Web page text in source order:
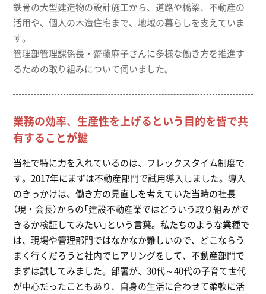
鉄骨の大型建造物の設計施工から、道路や橋梁、不動産の
活用や、個人の木造住宅まで、地域の暮らしを支えていま
す。
管理部管理課係長・齋藤麻子さんに多様な働き方を推進す
るための取り組みについて伺いました。
業務の効率、生産性を上げるという目的を皆で共
有することが鍵
当社で特に力を入れているのは、フレックスタイム制度で
す。2017年にまずは不動産部門で試用導入しました。導入
のきっかけは、働き方の見直しを考えていた当時の社長
（現・会長）からの「建設不動産業ではどういう取り組みがで
きるか検証してみたい」という言葉。私たちのような業種で
は、現場や管理部門ではなかなか難しいので、どこならう
まく行くだろうと社内でヒアリングをして、不動産部門で
まずは試してみました。部署が、30代～40代の子育て世代
が中心だったこともあり、自身の生活に合わせて柔軟に活